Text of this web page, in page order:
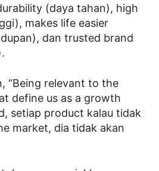
(daya tahan), high
makes life easier
dan trusted brand
“Being relevant to the
define us as a growth
setiap product kalau tidak
market, dia tidak akan